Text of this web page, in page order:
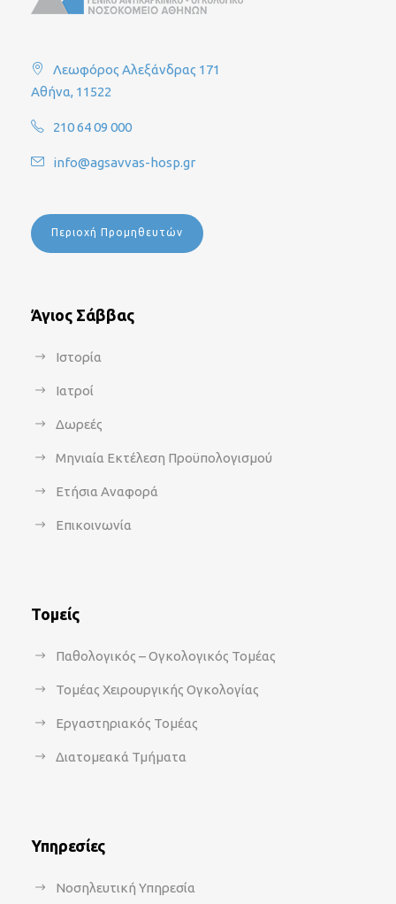
Λεωφόρος Αλεξάνδρας 171
Αθήνα, 11522
210 64 09 000
info@agsavvas-hosp.gr
Περιοχή Προμηθευτών
Άγιος Σάββας
Ιστορία
Ιατροί
Δωρεές
Μηνιαία Εκτέλεση Προϋπολογισμού
Ετήσια Αναφορά
Επικοινωνία
Τομείς
Παθολογικός – Ογκολογικός Τομέας
Τομέας Χειρουργικής Ογκολογίας
Εργαστηριακός Τομέας
Διατομεακά Τμήματα
Υπηρεσίες
Νοσηλευτική Υπηρεσία